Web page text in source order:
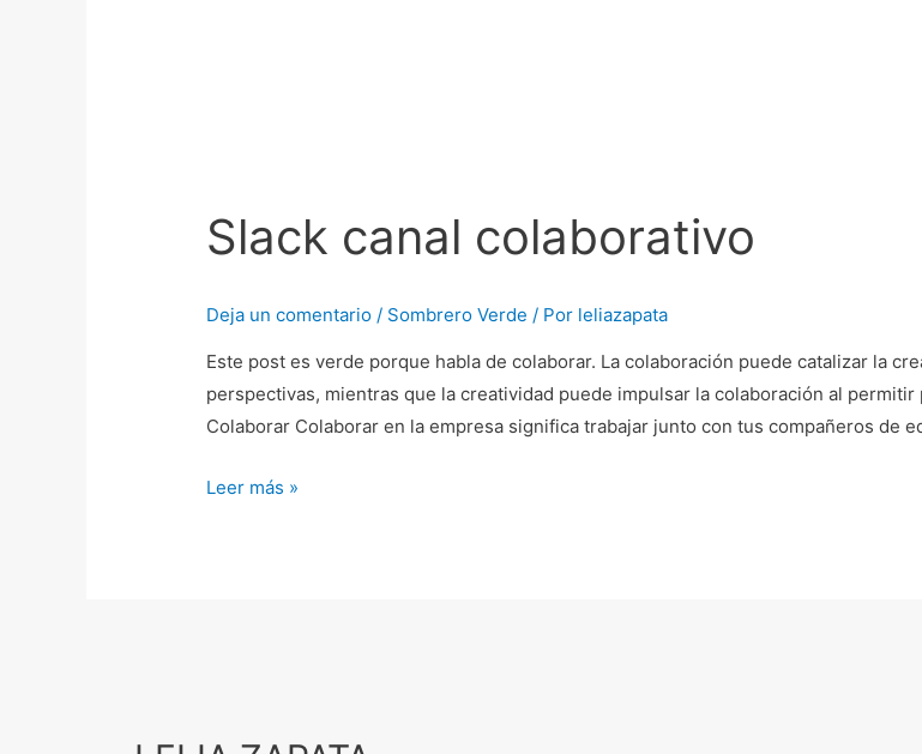
Slack canal colaborativo
Deja un comentario / Sombrero Verde / Por leliazapata
Este post es verde porque habla de colaborar. La colaboración puede catalizar la
perspectivas, mientras que la creatividad puede impulsar la colaboración al
Colaborar Colaborar en la empresa significa trabajar junto con tus compañeros de
colaborativo
Leer más »